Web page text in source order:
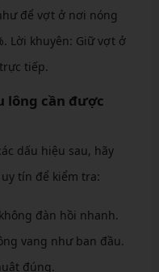
để vợt ở nơi nóng
Lời khuyên: Giữ vợt ở
tiếp.
lông cần được
dấu hiệu sau, hãy
tín để kiểm tra:
đàn hồi nhanh.
vang như ban đầu.
đúng.